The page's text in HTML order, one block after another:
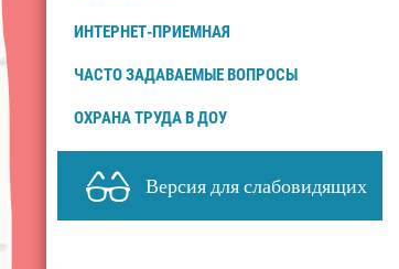
ИНТЕРНЕТ-ПРИЕМНАЯ
ЧАСТО ЗАДАВАЕМЫЕ ВОПРОСЫ
ОХРАНА ТРУДА В ДОУ
Версия для слабовидящих